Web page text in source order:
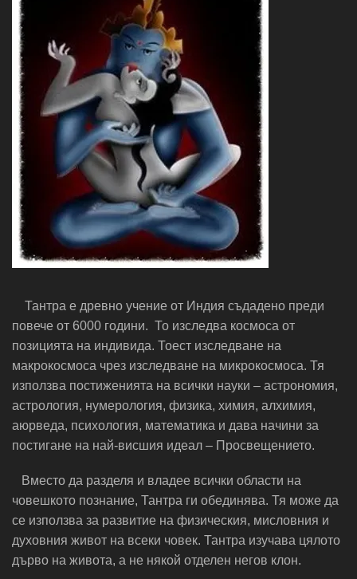
Тантра е древно учение от Индия съдадено преди
повече от 6000 години. То изследва космоса от
позицията на индивида. Тоест изследване на
макрокосмоса чрез изследване на микрокосмоса. Тя
използва постиженията на всички науки – астрономия,
астрология, нумерология, физика, химия, алхимия,
аюрведа, психология, математика и дава начини за
постигане на най-висшия идеал – Просвещението.
Вместо да разделя и владее всички области на
човешкото познание, Тантра ги обединява. Тя може да
се използва за развитие на физическия, мисловния и
духовния живот на всеки човек. Тантра изучава цялото
дърво на живота, а не някой отделен негов клон.